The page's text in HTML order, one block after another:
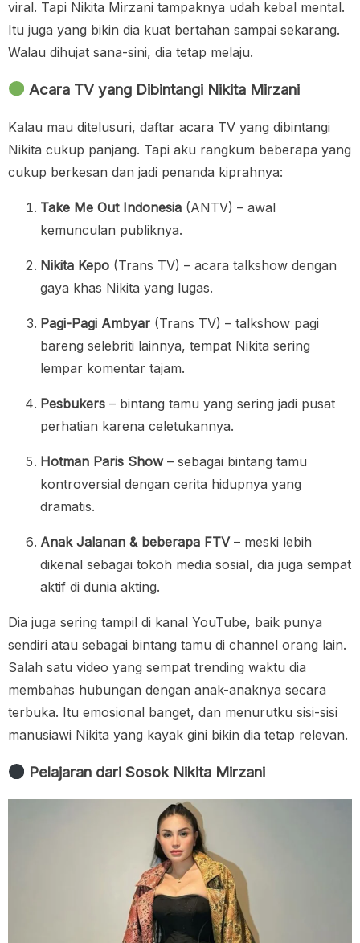
viral. Tapi Nikita Mirzani tampaknya udah kebal mental.
Itu juga yang bikin dia kuat bertahan sampai sekarang.
Walau dihujat sana-sini, dia tetap melaju.
Acara TV yang Dibintangi Nikita Mirzani
Kalau mau ditelusuri, daftar acara TV yang dibintangi
Nikita cukup panjang. Tapi aku rangkum beberapa yang
cukup berkesan dan jadi penanda kiprahnya:
Take Me Out Indonesia (ANTV) – awal
kemunculan publiknya.
Nikita Kepo (Trans TV) – acara talkshow dengan
gaya khas Nikita yang lugas.
Pagi-Pagi Ambyar (Trans TV) – talkshow pagi
bareng selebriti lainnya, tempat Nikita sering
lempar komentar tajam.
Pesbukers – bintang tamu yang sering jadi pusat
perhatian karena celetukannya.
Hotman Paris Show– sebagai bintang tamu
kontroversial dengan cerita hidupnya yang
dramatis.
Anak Jalanan & beberapa FTV– meski lebih
dikenal sebagai tokoh media sosial, dia juga sempat
aktif di dunia akting.
Dia juga sering tampil di kanal YouTube, baik punya
sendiri atau sebagai bintang tamu di channel orang lain.
Salah satu video yang sempat trending waktu dia
membahas hubungan dengan anak-anaknya secara
terbuka. Itu emosional banget, dan menurutku sisi-sisi
manusiawi Nikita yang kayak gini bikin dia tetap relevan.
Pelajaran dari Sosok Nikita Mirzani